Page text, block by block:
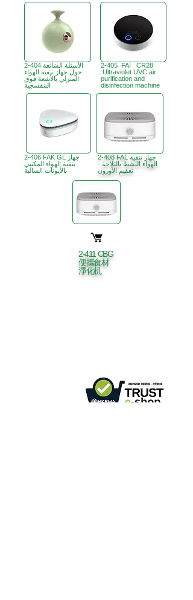
2-404 الأسئلة الشائعة
حول جهاز تنقية الهواء
المنزلي بالأشعة فوق
البنفسجية
2-405 FAI CR28
Ultraviolet UVC air
purification and
disinfection machine
2-406 FAK GL جهاز
تنقية الهواء المكتبي
بالأيونات السالبة
2-408 FAL جهاز تنقية
الهواء النشط بالثلاجة -
تعقيم الأوزون
2-411 CBG
便攜食材
淨化机